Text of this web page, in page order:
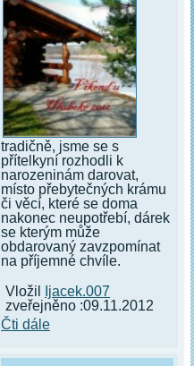
tradičně, jsme se s
přítelkyní rozhodli k
narozeninám darovat,
místo přebytečných krámu
či věcí, které se doma
nakonec neupotřebí, dárek
se kterým může
obdarovaný zavzpomínat
na příjemné chvíle.
Vložil
Ijacek.007
zveřejněno :09.11.2012
Čti dále